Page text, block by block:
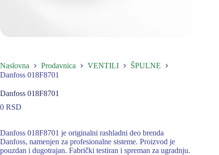
Naslovna Prodavnica VENTILI
ŠPULNE
Danfoss 018F8701
Danfoss 018F8701
0 RSD
Danfoss 018F8701 je originalni rashladni deo brenda
Danfoss, namenjen za profesionalne sisteme. Proizvod je
pouzdan i dugotrajan. Fabrički testiran i spreman za ugradnju.